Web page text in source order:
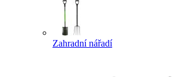
Zahradní nářadí